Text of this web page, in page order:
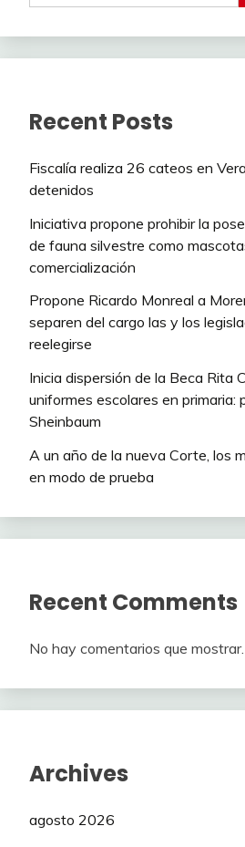
Recent Posts
Fiscalía realiza 26 cateos en
detenidos
Iniciativa propone prohibir la
de fauna silvestre como
comercialización
Propone Ricardo Monreal a
separen del cargo las y los
reelegirse
Inicia dispersión de la Beca Rita
uniformes escolares en primaria:
Sheinbaum
A un año de la nueva Corte, los
en modo de prueba
Recent Comments
No hay comentarios que mostrar.
Archives
agosto 2026